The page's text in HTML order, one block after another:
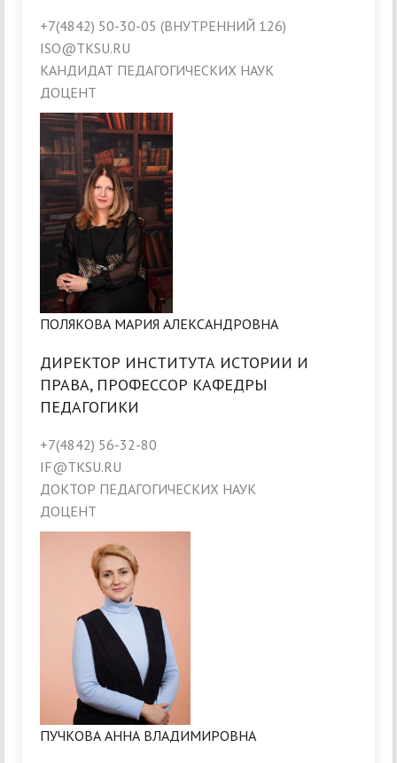
+7(4842) 50-30-05 (ВНУТРЕННИЙ 126)
ISO@TKSU.RU
КАНДИДАТ ПЕДАГОГИЧЕСКИХ НАУК
ДОЦЕНТ
ПОЛЯКОВА МАРИЯ АЛЕКСАНДРОВНА
ДИРЕКТОР ИНСТИТУТА ИСТОРИИ И
ПРАВА, ПРОФЕССОР КАФЕДРЫ
ПЕДАГОГИКИ
+7(4842) 56-32-80
IF@TKSU.RU
ДОКТОР ПЕДАГОГИЧЕСКИХ НАУК
ДОЦЕНТ
ПУЧКОВА АННА ВЛАДИМИРОВНА